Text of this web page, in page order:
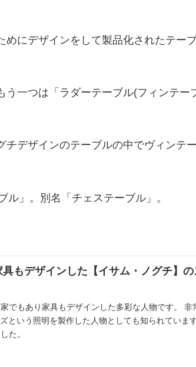
にデザインをして製品化されたテー
一つは「ラダーテーブル(フィンテー
デザインのテーブルの中でヴィンテ
」。別名「チェステーブル」。
もデザインした【イサム・ノグチ】の
でもあり家具もデザインした多彩な人物です。 非
という照明を製作した人物としても知られていま
た。